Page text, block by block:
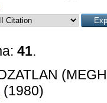
41.
(1980)